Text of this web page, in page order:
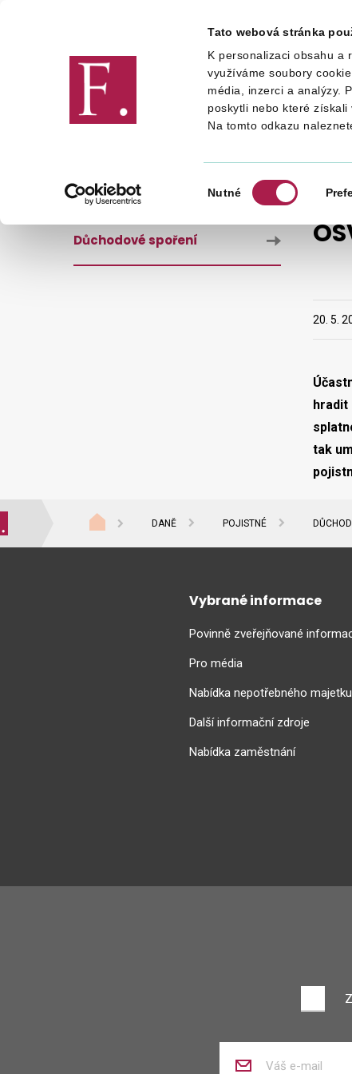
Tato webová stránka
K personalizaci obsahu a
využíváme soubory
média, inzerci a analýzy.
poskytli nebo které
Na tomto odkazu
souhlasu
Nutné
Finanční
20. 5.
hradit
tak
Důchodové spoření
DANĚ POJISTNÉ
Vybrané informace
Povinně zveřejňované
Pro média
Nabídka nepotřebného majetku
Další informační zdroje
Nabídka zaměstnání
váš